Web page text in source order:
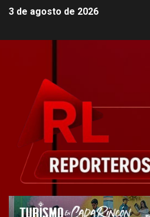
3 de agosto de 2026